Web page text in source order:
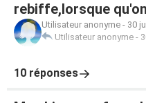
rebiffe,lorsque
Utilisateur anonyme - 30
Utilisateur anonyme -
10 réponses